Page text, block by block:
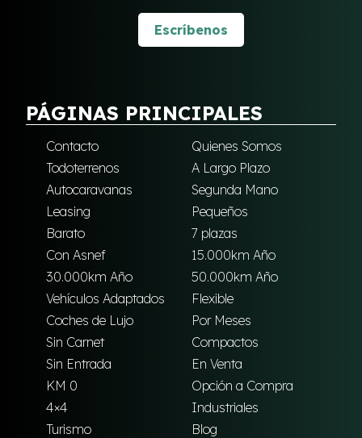
Escríbenos
PÁGINAS PRINCIPALES
Contacto
Quienes Somos
Todoterrenos
A Largo Plazo
Autocaravanas
Segunda Mano
Leasing
Pequeños
Barato
7 plazas
Con Asnef
15.000km Año
30.000km Año
50.000km Año
Vehículos Adaptados
Flexible
Coches de Lujo
Por Meses
Sin Carnet
Compactos
Sin Entrada
En Venta
KM 0
Opción a Compra
4×4
Industriales
Turismo
Blog